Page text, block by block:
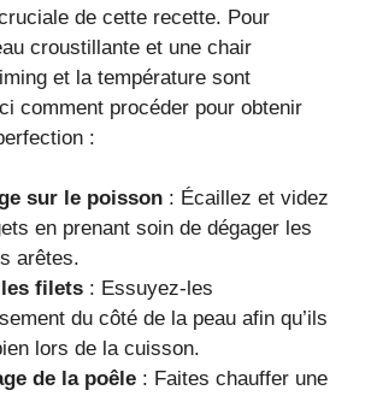
de cette recette. Pour
croustillante et une chair
et la température sont
comment procéder pour obtenir
:
sur le poisson : Écaillez et videz
en prenant soin de dégager les
arêtes.
filets : Essuyez-les
du côté de la peau afin qu’ils
lors de la cuisson.
de la poêle : Faites chauffer une